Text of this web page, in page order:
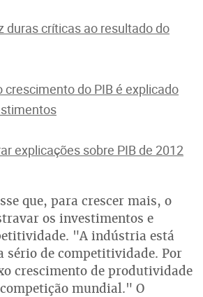
duras críticas ao resultado do
crescimento do PIB é explicado
explicações sobre PIB de 2012
que, para crescer mais, o
os investimentos e
"A indústria está
sério de competitividade. Por
crescimento de produtividade
mundial." O